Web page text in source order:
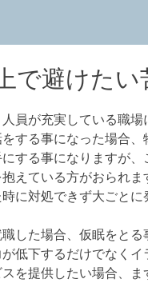
で避けた
員が充実している職
する事になった場合
する事になりますが
えている方がおられ
に対処できず大ごと
した場合、仮眠をと
低下するだけでなく
を提供したい場合、